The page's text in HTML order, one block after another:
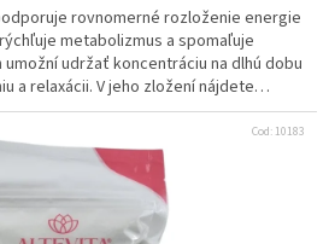
rovnomerné rozloženie energie
metabolizmus a spomaľuje
umožní udržať koncentráciu na dlhú dobu
a relaxácii. V jeho zložení nájdete
A-karotén, E, minerály ako sú
katechíny, aminokyseliny.
Cod: 10183